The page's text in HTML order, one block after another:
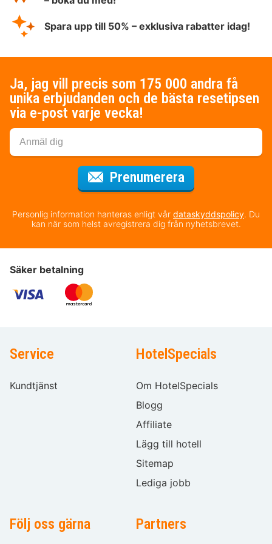
Spara upp till 50% – exklusiva rabatter idag!
Ja, jag vill precis som 175 000 andra få
unika erbjudanden och de bästa resetipsen
via e-post varje vecka!
Prenumerera
Personlig information hanteras enligt vår dataskyddspolicy. Du
kan när som helst avregistrera dig från nyhetsbrevet.
Säker betalning
Service
Kundtjänst
HotelSpecials
Om HotelSpecials
Blogg
Affiliate
Lägg till hotell
Sitemap
Lediga jobb
Följ oss gärna Partners